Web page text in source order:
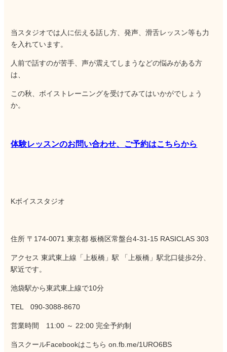
当スタジオでは人に伝える話し方、発声、滑舌レッスン等も力
を入れています。
人前で話すのが苦手、声が震えてしまうなどの悩みがある方
は、
この秋、ボイストレーニングを受けてみてはいかがでしょう
か。
体験レッスンのお問い合わせ、ご予約はこちらから
Kボイススタジオ
住所 〒174-0071 東京都 板橋区常盤台4-31-15 RASICLAS 303
アクセス 東武東上線「上板橋」駅 「上板橋」駅北口徒歩2分、
駅近です。
池袋駅から東武東上線で10分
TEL 090-3088-8670
営業時間 11:00 ～ 22:00 完全予約制
当スクールFacebookはこちらon.fb.me/1URO6BS